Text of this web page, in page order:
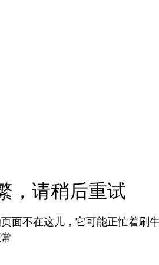
，请稍后重试
面不在这儿，它可能正忙着刷